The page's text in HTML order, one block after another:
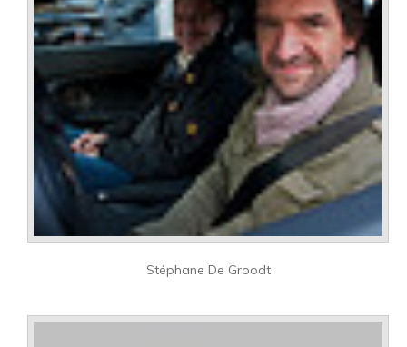
Stéphane De Groodt